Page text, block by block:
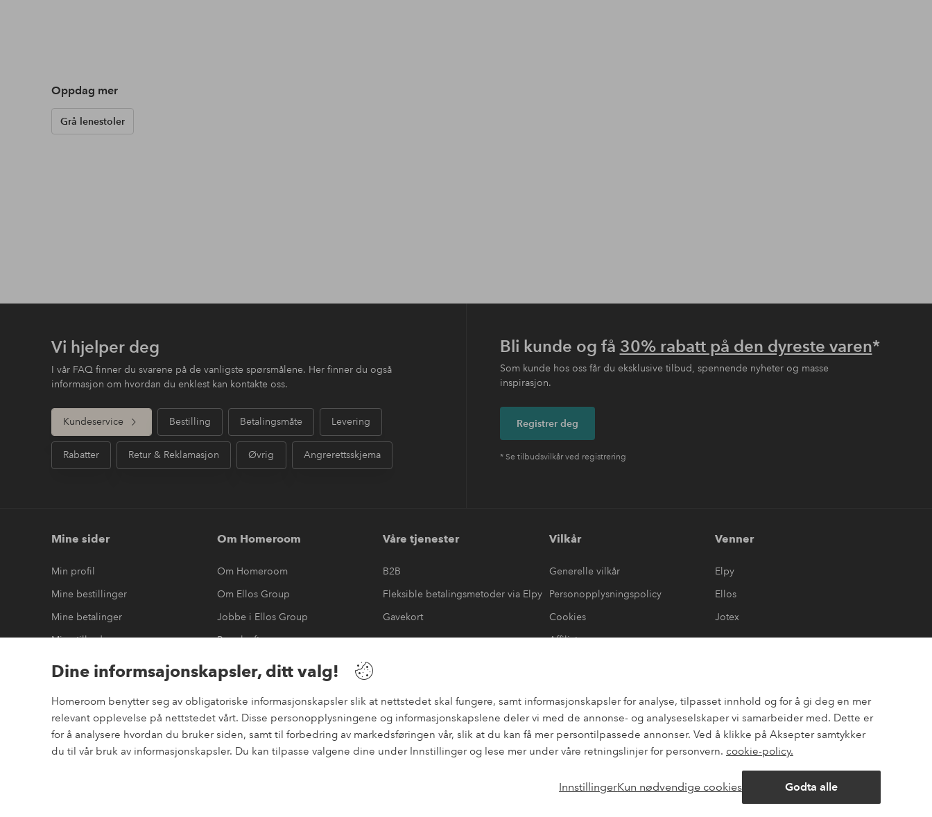
Dine informsajonskapsler, ditt valg!
Homeroom benytter seg av obligatoriske informasjonskapsler slik at nettstedet skal fungere, samt informasjonskapsler for analyse, tilpasset innhold og for å gi deg en mer
relevant opplevelse på nettstedet vårt. Disse personopplysningene og informasjonskapslene deler vi med de annonse- og analyseselskaper vi samarbeider med. Dette er
for å analysere hvordan du bruker siden, samt til forbedring av markedsføringen vår, slik at du kan få mer persontilpassede annonser. Ved å klikke på Aksepter samtykker
du til vår bruk av informasjonskapsler. Du kan tilpasse valgene dine under Innstillinger og lese mer under våre retningslinjer for personvern. cookie-policy.
Godta alle
Kun nødvendige cookies
Innstillinger
Oppdag mer
Grå lenestoler
Vi hjelper deg
I vår FAQ finner du svarene på de vanligste spørsmålene. Her finner du også
informasjon om hvordan du enklest kan kontakte oss.
Kundeservice Bestilling Betalingsmåte Levering
Rabatter Retur & Reklamasjon Øvrig Angrerettsskjema
Bli kunde og få 30% rabatt på den dyreste varen*
Som kunde hos oss får du eksklusive tilbud, spennende nyheter og masse
inspirasjon.
Registrer deg
* Se tilbudsvilkår ved registrering
Mine sider
Min profil
Mine bestillinger
Mine betalinger
Mine tilbud
Mine returer
Om Homeroom
Om Homeroom
Om Ellos Group
Jobbe i Ellos Group
Bærekraft
Tilgjengelighetserklæring
Våre tjenester
B2B
Fleksible betalingsmetoder via Elpy
Gavekort
Vilkår
Generelle vilkår
Personopplysningspolicy
Cookies
Affiliate
Venner
Elpy
Ellos
Jotex
Sikre betalinger
Vil du vite mer om våre betalingsalternativer ?elpy
InstagramFacebookPinterestYoutube